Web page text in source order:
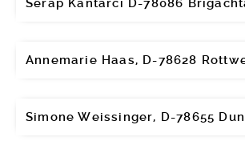
Annemarie Haas, D-78628
Simone Weissinger, D-78655